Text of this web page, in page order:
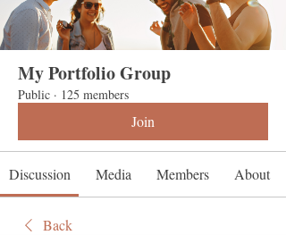
My Portfolio Group
Public · 125 members
Join
Discussion Media Members About
Back